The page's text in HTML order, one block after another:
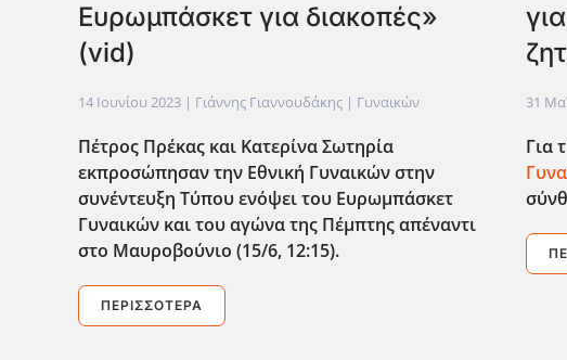
Ευρωμπάσκετ για διακοπές»
(vid)
14 Ιουνίου 2023 | Γιάννης Γιαννουδάκης | Γυναικών
Πέτρος Πρέκας και Κατερίνα Σωτηρία
εκπροσώπησαν την Εθνική Γυναικών στην
συνέντευξη Τύπου ενόψει του Ευρωμπάσκετ
Γυναικών και του αγώνα της Πέμπτης απέναντι
στο Μαυροβούνιο (15/6, 12:15).
ΠΕΡΙΣΣΌΤΕΡΑ
31
Για